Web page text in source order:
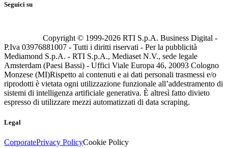
Seguici su
Copyright © 1999-2026 RTI S.p.A. Business Digital -
P.Iva 03976881007 - Tutti i diritti riservati - Per la pubblicità
Mediamond S.p.A. - RTI S.p.A., Mediaset N.V., sede legale
Amsterdam (Paesi Bassi) - Uffici Viale Europa 46, 20093 Cologno
Monzese (MI)Rispetto ai contenuti e ai dati personali trasmessi e/o
riprodotti è vietata ogni utilizzazione funzionale all’addestramento di
sistemi di intelligenza artificiale generativa. È altresì fatto divieto
espresso di utilizzare mezzi automatizzati di data scraping.
Legal
CorporatePrivacy PolicyCookie Policy